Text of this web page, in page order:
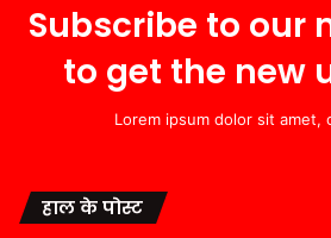
Subscribe to our
to get the new
Lorem ipsum dolor sit amet,
हाल के पोस्ट